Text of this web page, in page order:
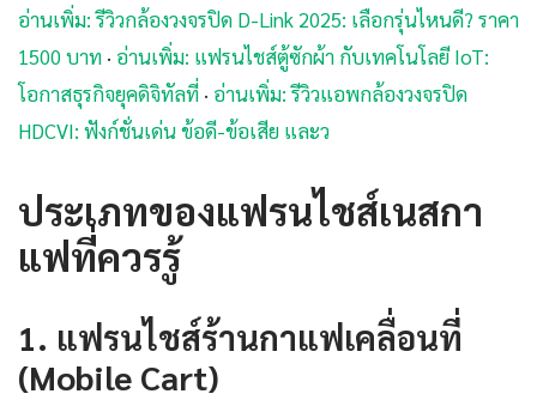
อ่านเพิ่ม: รีวิวกล้องวงจรปิด D-Link 2025: เลือกรุ่นไหนดี? ราคา
1500 บาท · อ่านเพิ่ม: แฟรนไชส์ตู้ซักผ้า กับเทคโนโลยี IoT:
โอกาสธุรกิจยุคดิจิทัลที่ · อ่านเพิ่ม: รีวิวแอพกล้องวงจรปิด
HDCVI: ฟังก์ชั่นเด่น ข้อดี-ข้อเสีย และว
ประเภทของแฟรนไชส์เนสกา
แฟที่ควรรู้
1. แฟรนไชส์ร้านกาแฟเคลื่อนที่
(Mobile Cart)